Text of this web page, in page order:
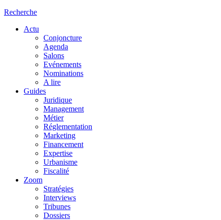
Recherche
Actu
Conjoncture
Agenda
Salons
Evénements
Nominations
A lire
Guides
Juridique
Management
Métier
Réglementation
Marketing
Financement
Expertise
Urbanisme
Fiscalité
Zoom
Stratégies
Interviews
Tribunes
Dossiers